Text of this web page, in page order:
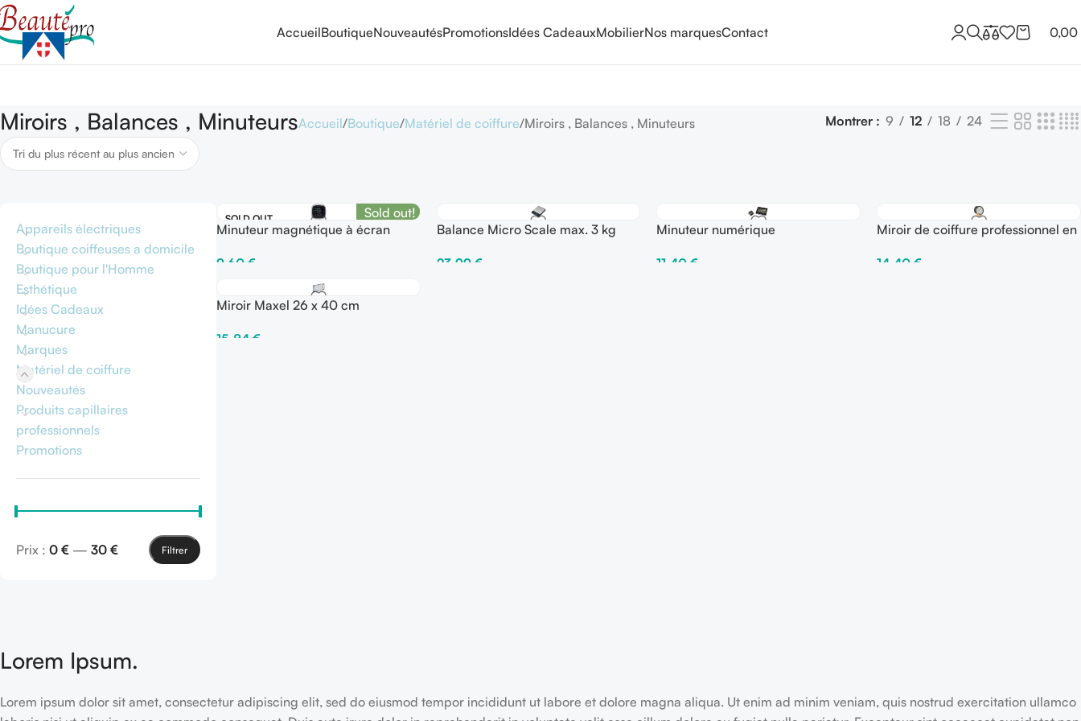
AccueilBoutiqueNouveautésPromotionsIdées CadeauxMobilierNos marquesContact 0,00
Miroirs , Balances , MinuteursAccueil Boutique Matériel de coiffure Miroirs , Balances , Minuteurs Montrer 9 12 18 24
Appareils électriques
Boutique coiffeuses a domicile
Boutique pour l'Homme
Esthétique
Idées Cadeaux
Manucure
Marques
Matériel de coiffure
Nouveautés
Produits capillaires
professionnels
Promotions
Filtrer
Prix : 0 € — 30 €
SOLD OUT
Sold out!
Minuteur magnétique à écran
9,60 €
Balance Micro Scale max. 3 kg
23,99 €
Minuteur numérique
11,40€
Miroir de coiffure professionnel en
14,40€
Miroir Maxel 26 x 40 cm
15,84 €
Lorem Ipsum.
Lorem ipsum dolor sit amet, consectetur adipiscing elit, sed do eiusmod tempor incididunt ut labore et dolore magna aliqua. Ut enim ad minim veniam, quis nostrud exercitation ullamco